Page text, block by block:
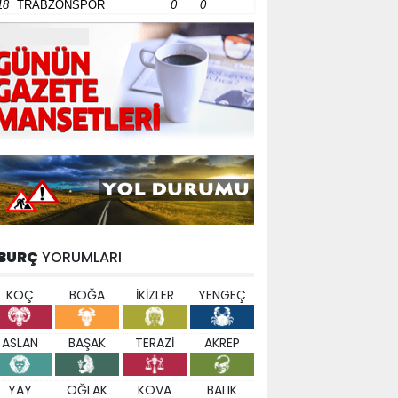
TRABZONSPOR 0 0
YORUMLARI
KOÇ BOĞA İKİZLER YENGEÇ
ASLAN BAŞAK TERAZİ AKREP
YAY OĞLAK KOVA BALIK